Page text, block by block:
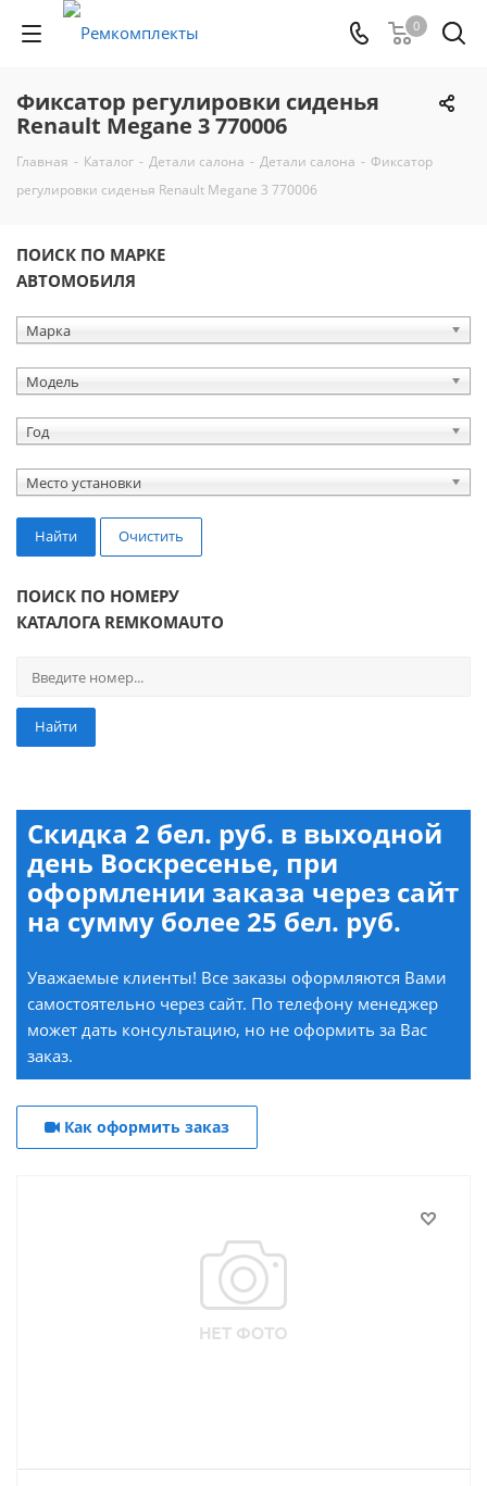
0
Фиксатор регулировки сиденья
Renault Megane 3 770006
Главная - Каталог - Детали салона - Детали салона - Фиксатор
регулировки сиденья Renault Megane 3 770006
ПОИСК ПО МАРКЕ
АВТОМОБИЛЯ
Марка
Модель
Год
Место установки
Найти Очистить
ПОИСК ПО НОМЕРУ
КАТАЛОГА REMKOMAUTO
Найти
Скидка 2 бел. руб. в выходной
день Воскресенье, при
оформлении заказа через сайт
на сумму более 25 бел. руб.
Уважаемые клиенты! Все заказы оформляются Вами
самостоятельно через сайт. По телефону менеджер
может дать консультацию, но не оформить за Вас
заказ.
Как оформить заказ